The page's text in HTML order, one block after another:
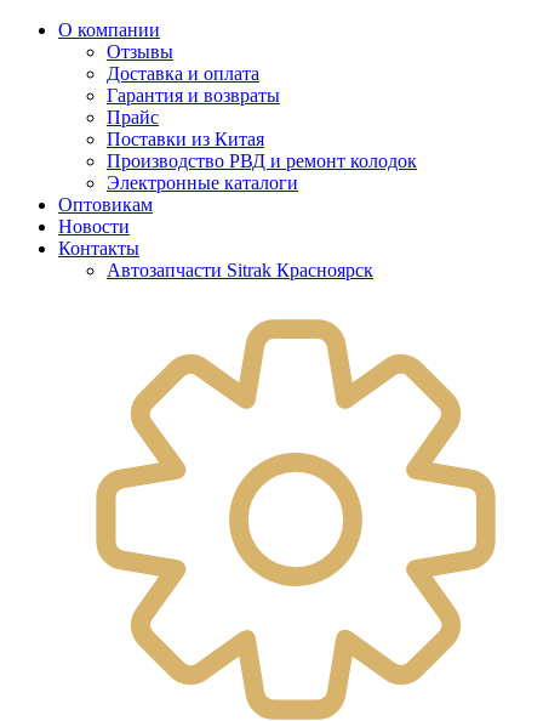
О компании
Отзывы
Доставка и оплата
Гарантия и возвраты
Прайс
Поставки из Китая
Производство РВД и ремонт колодок
Электронные каталоги
Оптовикам
Новости
Контакты
Автозапчасти Sitrak Красноярск